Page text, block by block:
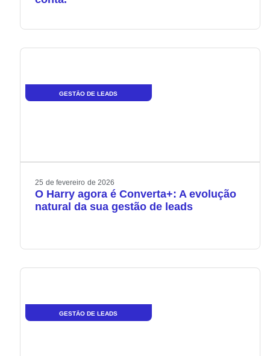
GESTÃO DE LEADS
25 de fevereiro de 2026
O Harry agora é Converta+: A evolução
natural da sua gestão de leads
GESTÃO DE LEADS